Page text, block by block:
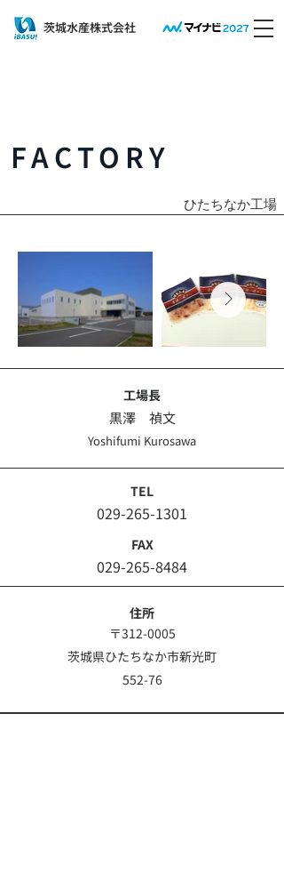
​茨城水産株式会社
​FACTORY
​ひたちなか工場
工場長
黒澤 禎文
Yoshifumi Kurosawa
TEL
029-265-1301
FAX
029-265-8484
住所
〒312-0005
茨城県ひたちなか市新光町
552-76